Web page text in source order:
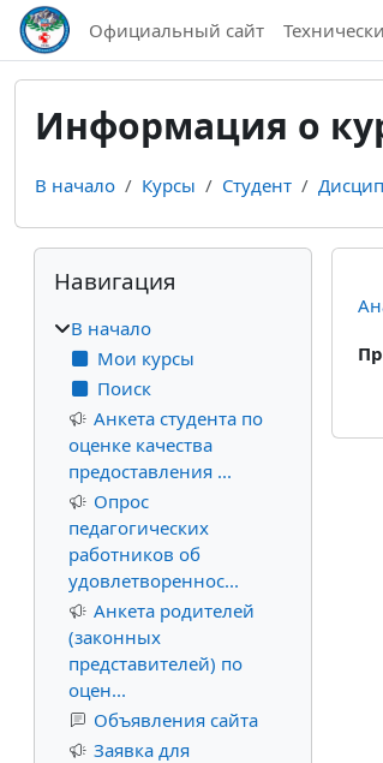
Перейти к основному содержанию
Официальный сайт
Информация о
В начало Курсы Студент
Блоки
Пропустить Навигация
Навигация
В начало
Мои курсы
Поиск
Анкета студента по
оценке качества
предоставления ...
Опрос
педагогических
работников об
удовлетвореннос...
Анкета родителей
(законных
представителей) по
оцен...
Объявления сайта
Заявка для